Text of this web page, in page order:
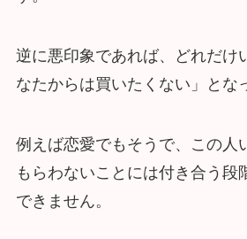
逆に悪印象であれば、どれだけ
なたからは買いたくない」とな
例えば恋愛でもそうで、この人
もらわないことには付き合う段
できません。